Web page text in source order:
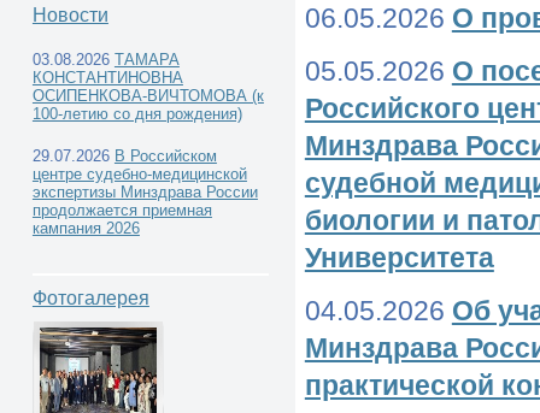
Новости
03.08.2026 ТАМАРА
КОНСТАНТИНОВНА
ОСИПЕНКОВА-ВИЧТОМОВА (к
100-летию со дня рождения)
29.07.2026 В Российском
центре судебно-медицинской
экспертизы Минздрава России
продолжается приемная
кампания 2026
Фотогалерея
06.05.2026 О
05.05.2026 О
Российского
Минздрава
судебной
биологии и
Университета
04.05.2026 Об
Минздрава
практической